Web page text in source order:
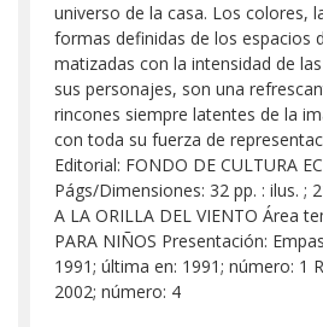
universo de la casa. Los colores,
formas definidas de los espacios
matizadas con la intensidad de
sus personajes, son una
rincones siempre latentes de la
con toda su fuerza de
Editorial: FONDO DE CULTURA
Págs/Dimensiones: 32 pp. : ilus. ;
A LA ORILLA DEL VIENTO Área
PARA NIÑOS Presentación:
1991; última en: 1991; número: 1
2002; número: 4